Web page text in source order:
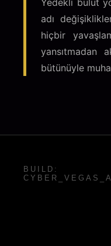
Yedekli bulut
adı
hiçbir
yansıtmadan
bütünüyle
BUILD: